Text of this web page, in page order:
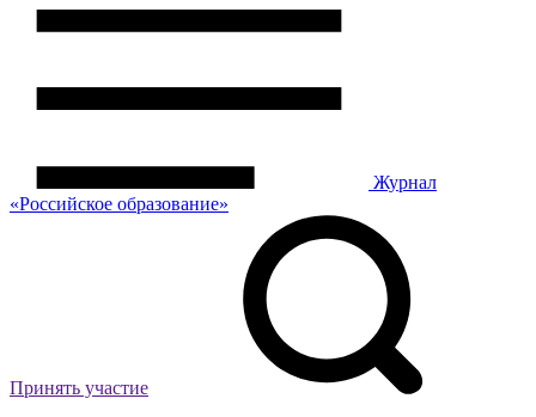
Журнал
«Российское образование»
Принять участие